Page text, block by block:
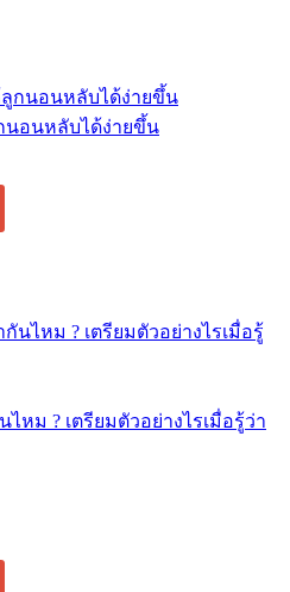
ตรายหรือเปล่า?
อนหลับได้ง่ายขึ้น